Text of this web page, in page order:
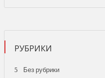
РУБРИКИ
Без рубрики